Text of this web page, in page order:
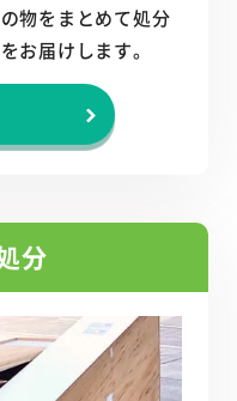
物をまとめて処分
お届けします。
分